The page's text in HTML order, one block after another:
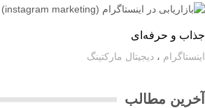
و حرفه‌ای
،دیجیتال مارکتینگ
مطالب